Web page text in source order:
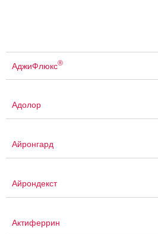
АджиФлюкс®
Адолор
Айронгард
Айрондекст
Актиферрин